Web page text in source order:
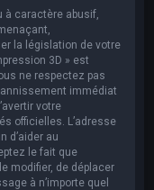
à caractère abusif,
la législation de votre
3D » est
ne respectez pas
immédiat
votre
officielles. L’adresse
d’aider au
le fait que
modifier, de déplacer
à n’importe quel